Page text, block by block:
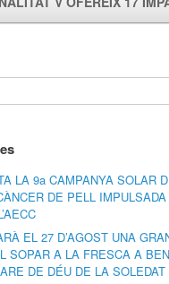
LA 9a CAMPANYA SOLAR
DE PELL
EL 27 D’AGOST UNA
SOPAR A LA FRESCA A
DE DÉU DE LA SOLEDAT